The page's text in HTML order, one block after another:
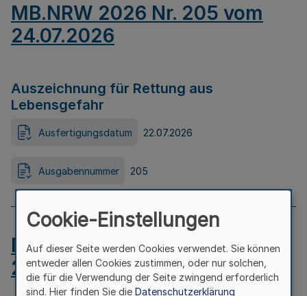
MB.NRW 2026 Nr. 205 vom
24.07.2026
Auszeichnung für Rettung aus
Lebensgefahr
Ausfertigungsdatum 22.07.2026
Ausgabennummer 205
MB.NRW 2026 Nr. 204 vom
24.07.2026
Cookie-Einstellungen
Auf dieser Seite werden Cookies verwendet. Sie können
entweder allen Cookies zustimmen, oder nur solchen,
die für die Verwendung der Seite zwingend erforderlich
sind. Hier finden Sie die Datenschutzerklärung